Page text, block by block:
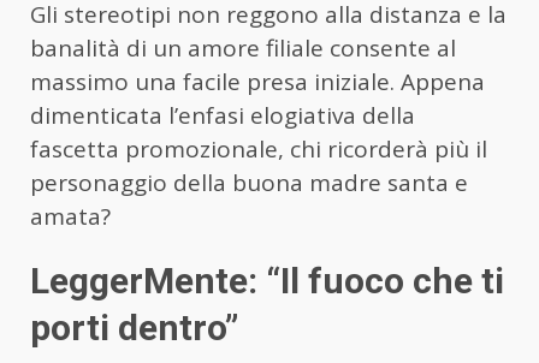
Gli stereotipi non reggono alla distanza e la
banalità di un amore filiale consente al
massimo una facile presa iniziale. Appena
dimenticata l’enfasi elogiativa della
fascetta promozionale, chi ricorderà più il
personaggio della buona madre santa e
amata?
LeggerMente: “Il fuoco che ti
porti dentro”